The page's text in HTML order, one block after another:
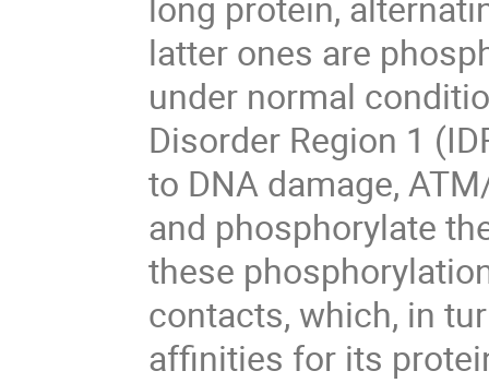
latter ones are
under normal
Disorder Region 1
to DNA damage,
and phosphorylate
these
contacts, which, in
affinities for its